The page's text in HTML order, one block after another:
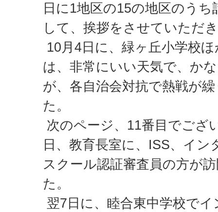
日に1地区の15の地区のう
して、挨拶をさせていただ
10月4日に、緑ヶ丘小学校
は、非常にいい天気で、か
が、各自治会対抗で熱戦が
た。
次のページ、11番目でござ
日、教育長室に、ISS、イ
スクール認証審査員の方が
た。
翌7日に、睦合東中学校で